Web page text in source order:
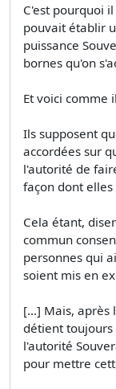
C'est pourquoi
pouvait établir
puissance
bornes qu'on
Et voici comme
Ils supposent
accordées sur
l'autorité de
façon dont
Cela étant,
commun
personnes qui
soient mis en
[...] Mais, après
détient toujours
l'autorité
pour mettre